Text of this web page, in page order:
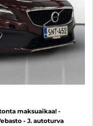
maksuaikaa! -
- J. autoturva